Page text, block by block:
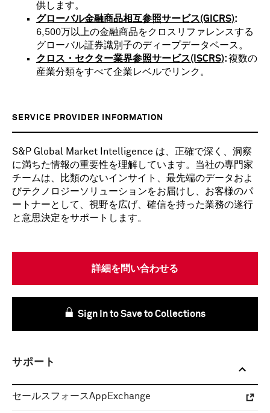
供します。
グローバル金融商品相互参照サービス(GICRS):
6,500万以上の金融商品をクロスリファレンスする
グローバル証券識別子のディープデータベース。
クロス・セクター業界参照サービス(ISCRS):複数の
産業分類をすべて企業レベルでリンク。
SERVICE PROVIDER INFORMATION
S&P Global Market Intelligence は、正確で深く、洞察
に満ちた情報の重要性を理解しています。当社の専門家
チームは、比類のないインサイト、最先端のデータおよ
びテクノロジーソリューションをお届けし、お客様のパ
ートナーとして、視野を広げ、確信を持った業務の遂行
と意思決定をサポートします。
詳細を問い合わせる
Sign In to Save to Collections
サポート
セールスフォースAppExchange